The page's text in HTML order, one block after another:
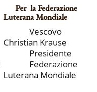
Per la Federazione
Luterana Mondiale
Vescovo
Christian Krause
Presidente
Federazione
Luterana Mondiale